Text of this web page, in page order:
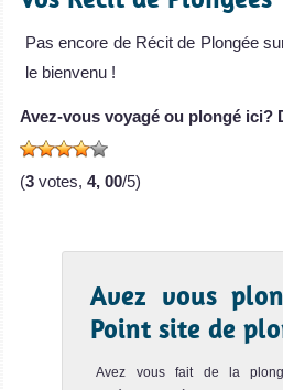
proche du site S.D. Point et ces
se ressemblen...
Manta Point
Penida est idéal pour la vie
pente de c...
Pas encore de Récit de Plongée
le bienvenu !
Avez-vous voyagé ou plongé ici?
(3 votes, 4, 00/5)
Avez vous
Point site de
Avez vous fait de la